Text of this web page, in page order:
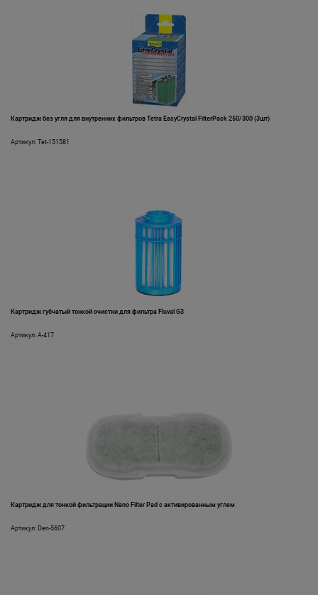
Картридж без угля для внутренних фильтров Tetra EasyCrystal FilterPack 250/300 (3шт)
Артикул: Tet-151581
Картридж губчатый тонкой очистки для фильтра Fluval G3
Артикул: A-417
Картридж для тонкой фильтрации Nano Filter Pad с активированным углем
Артикул: Den-5607